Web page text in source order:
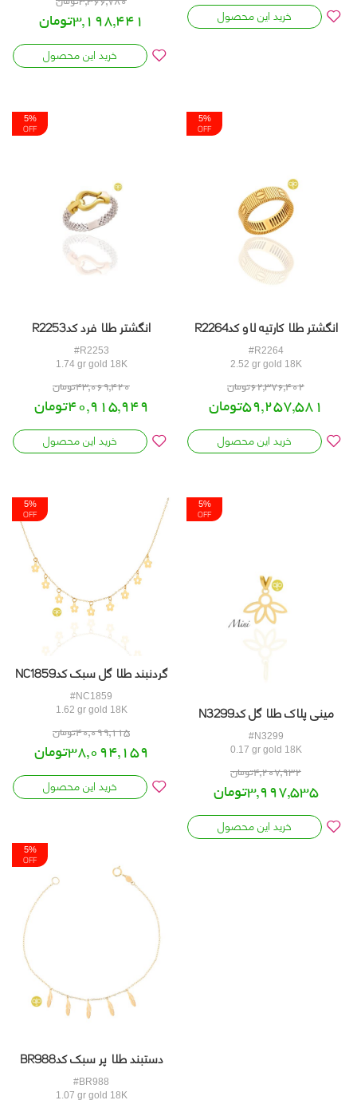
خرید این محصول 3,198,441تومان
خرید این محصول
5%
OFF
انگشتر طلا کارتیه لاو کدR2264
#R2264
2.52 gr gold 18K
62,376,402تومان
59,257,581تومان
خرید این محصول
انگشتر طلا فرد کدR2253
#R2253
1.74 gr gold 18K
43,069,420تومان
40,915,949تومان
خرید این محصول
5%
مینی پلاک طلا گل کدN3299
#N3299
0.17 gr gold 18K
4,207,932تومان
3,997,535تومان
خرید این محصول
5%
گردنبند طلا گل سبک کدNC1859
#NC1859
1.62 gr gold 18K
40,099,115تومان
38,094,159تومان
خرید این محصول
دستبند طلا پر سبک کدBR988
#BR988
1.07 gr gold 18K